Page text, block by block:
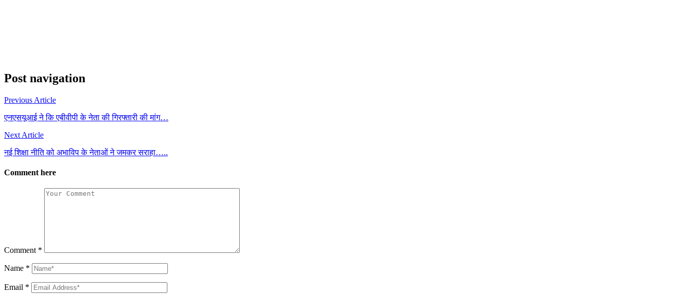
Post navigation
Previous Article
एनएसयूआई ने कि एबीवीपी के नेता की गिरफ्तारी की मांग…
Next Article
नई शिक्षा नीति को अभाविप के नेताओं ने जमकर सराहा…..
Comment here
Comment *
Name *
Email *